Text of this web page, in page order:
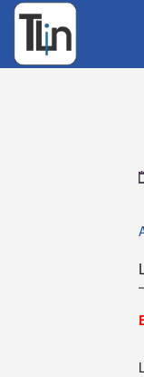
Rechercher